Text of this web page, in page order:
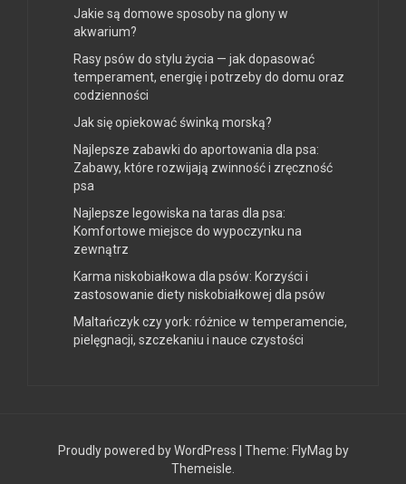
Jakie są domowe sposoby na glony w
akwarium?
Rasy psów do stylu życia — jak dopasować
temperament, energię i potrzeby do domu oraz
codzienności
Jak się opiekować świnką morską?
Najlepsze zabawki do aportowania dla psa:
Zabawy, które rozwijają zwinność i zręczność
psa
Najlepsze legowiska na taras dla psa:
Komfortowe miejsce do wypoczynku na
zewnątrz
Karma niskobiałkowa dla psów: Korzyści i
zastosowanie diety niskobiałkowej dla psów
Maltańczyk czy york: różnice w temperamencie,
pielęgnacji, szczekaniu i nauce czystości
Proudly powered by WordPress Theme: FlyMag by
Themeisle.